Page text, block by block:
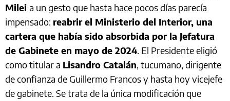
Milei a un gesto que hasta hace pocos días parecía
impensado: reabrir el Ministerio del Interior, una
cartera que había sido absorbida por la Jefatura
de Gabinete en mayo de 2024. El Presidente eligió
como titular a Lisandro Catalán, tucumano, dirigente
de confianza de Guillermo Francos y hasta hoy vicejefe
de gabinete. Se trata de la única modificación que